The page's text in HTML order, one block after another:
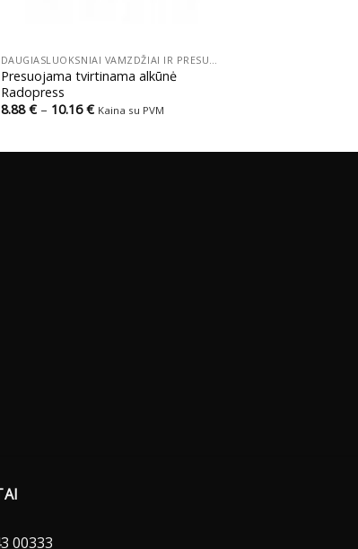
Presuojama tvirtinama alkūnė
Radopress
8.88€ – 10.16€Price
Kaina su PVM
00333